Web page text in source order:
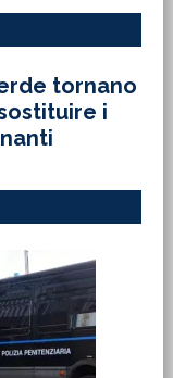
tornano
i